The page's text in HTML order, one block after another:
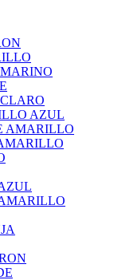
AZUL
AMARILLO